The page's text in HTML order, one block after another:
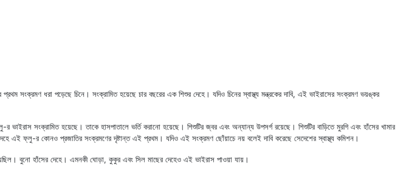
ধরা পড়েছে চিনে। সংক্রামিত হয়েছে চার বছরের এক শিশুর দেহে। যদিও চিনের স্বাস্থ্য মন্ত্রকের দাবি, এই ভাইরাসের সংক্রমণ ভয়ঙ্কর
সংক্রামিত হয়েছে। তাকে হাসপাতালে ভর্তি করানো হয়েছে। শিশুটির জ্বর এবং অন্যান্য উপসর্গ রয়েছে। শিশুটির বাড়িতে মুরগি এবং হাঁসের খামার
এই ফ্লু-র কোনও প্রজাতির সংক্রমণের দৃষ্টান্ত এই প্রথম। যদিও এই সংক্রমণ ছোঁয়াচে নয় বলেই দাবি করেছে সেদেশের স্বাস্থ্য কমিশন।
বুনো হাঁসের দেহে। এমনকী ঘোড়া, কুকুর এবং সিল মাছের দেহেও এই ভাইরাস পাওয়া যায়।